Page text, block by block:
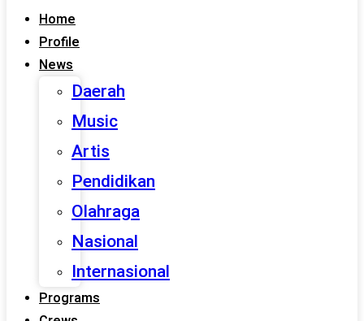
Home
Profile
News
Daerah
Music
Artis
Pendidikan
Olahraga
Nasional
Internasional
Programs